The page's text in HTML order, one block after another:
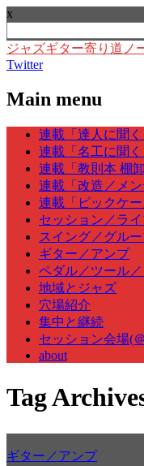
x
索:
ジャズギター寄り道ノ
Twitter
Main menu
Skip
content
連載「達人に聞く
連載「名工に聞く
連載「教則本 棚卸
連載「改造／メン
連載「ピックケー
セッション／ラ
スイング／グル
ギター／アンプ
ペダル／ツール
地域とジャズ
穴場紹介
集中と継続
セッション会場(
about
Tag
ギター／アンプ